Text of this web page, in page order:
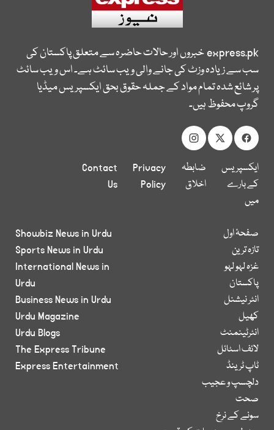
express.pkخبروں اور حالات حاضرہ سے متعلق پاکستان کی
سب سے زیادہ وزٹ کی جانے والی ویب سائٹ ہے۔ اس ویب سائٹ
پر شائع شدہ تمام مواد کے جملہ حقوق بحق ایکسپریس میڈیا
گروپ محفوظ ہیں۔
ایکسپریس
کے بارے
میں
ضابطہ
اخلاق
Privacy
Policy
Contact
Us
صفحۂ اول
تازہ ترین
غزہ لہو لہو
پاکستان
انٹر نیشنل
کھیل
انٹرٹینمنٹ
لائف اسٹائل
ٹاپ ٹرینڈ
دلچسپ و عجیب
صحت
سونے کے نرخ
Showbiz News in Urdu
Sports News in Urdu
International News in
Urdu
Business News in Urdu
Urdu Magazine
Urdu Blogs
The Express Tribune
Express Entertainment